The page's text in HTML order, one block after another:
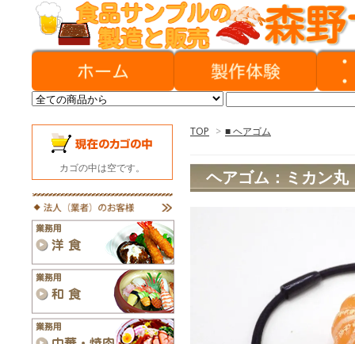
TOP > ■ ヘアゴム
ヘアゴム：ミカン丸
カゴの中は空です。